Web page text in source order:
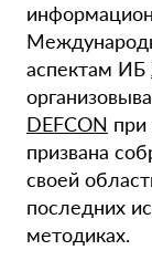
аспектам ИБ
DEFCON
призвана
своей
последних
методиках.